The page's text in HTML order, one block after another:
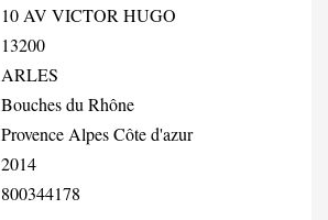
10 AV VICTOR HUGO
13200
ARLES
Bouches du Rhône
Provence Alpes Côte d'azur
2014
800344178